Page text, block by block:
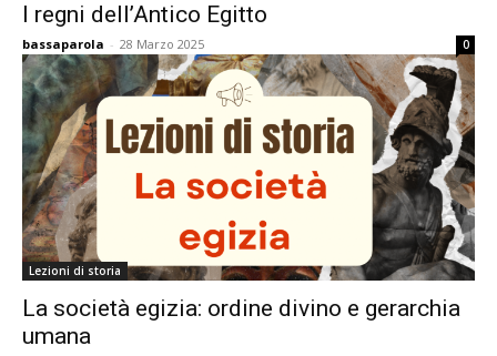
I regni dell’Antico Egitto
bassaparola - 28 Marzo 2025 0
Lezioni di storia
La società egizia: ordine divino e gerarchia
umana